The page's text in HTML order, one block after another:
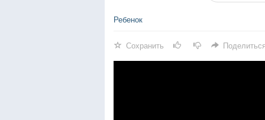
Ребенок
Сохранить